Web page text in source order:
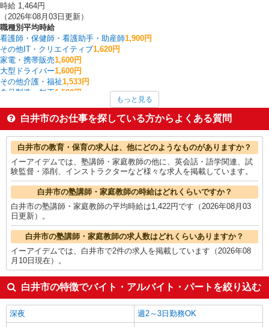
時給 1,464円
（2026年08月03日更新）
職種別平均時給
看護師・保健師・看護助手・助産師1,900円
その他IT・クリエイティブ1,620円
家電・携帯販売1,600円
大型ドライバー1,600円
その他介護・福祉1,533円
食品製造・加工1,500円
1,485円
製造・組立・加工1,474円
フォークリフト 1,467円
介護職・ヘルパー1,458円
白井市の他の職種の平均時給を見る
もっと見る
白井市のお仕事を探している方からよくある質問
白井市の教育・保育の求人は、他にどのようなものがありますか？
イーアイデムでは、塾講師・家庭教師の他に、英会話・語学関連、試
験監督・添削、インストラクターなど様々な求人を掲載しています。
白井市の塾講師・家庭教師の時給はどれくらいですか？
白井市の塾講師・家庭教師の平均時給は1,422円です（2026年08月03
日更新）。
白井市の塾講師・家庭教師の求人数はどれくらいありますか？
イーアイデムでは、白井市で2件の求人を掲載しています（2026年08
月10日現在）。
白井市の特徴でバイト・アルバイト・パートを絞り込む
深夜
週2～3日勤務OK